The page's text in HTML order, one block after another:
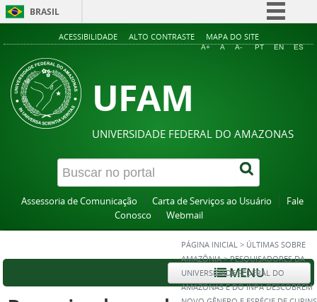
BRASIL
Simplifique!
Acesso à informação
ACESSIBILIDADE ALTO CONTRASTE MAPA DO SITE
A+ A A- PT EN ES
UFAM
UNIVERSIDADE FEDERAL DO AMAZONAS
Assessoria de Comunicação Carta de Serviços ao Usuário
Fale
Conosco
Webmail
PÁGINA INICIAL > ÚLTIMAS SOBRE
AMAZÔNIA >PESQUISADORES DA
UNIVERSIDADE FEDERAL DO
AMAZONAS E DO INPA DESCOBREM
MENU